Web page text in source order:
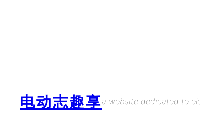
电动志趣享a website dedicated to